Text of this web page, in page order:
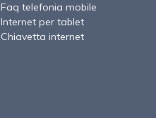
Faq telefonia mobile
Internet per tablet
Chiavetta internet